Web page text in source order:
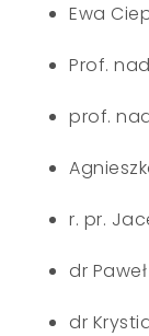
Ewa
Prof.
prof.
r. pr.
dr
dr